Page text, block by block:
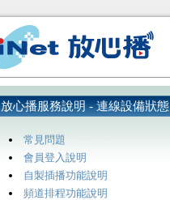
放心播服務說明 - 連線設備狀態
常見問題
會員登入說明
自製插播功能說明
頻道排程功能說明